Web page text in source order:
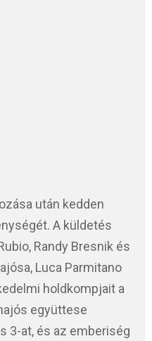
után kedden
A küldetés
Randy Bresnik és
Luca Parmitano
holdkompjait a
együttese
3-at, és az emberiség